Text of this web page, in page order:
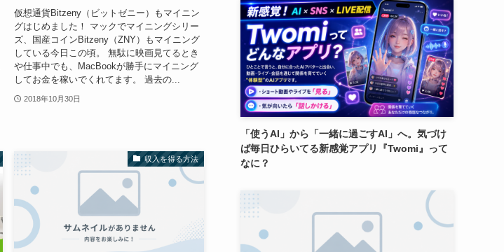
仮想通貨Bitzeny（ビットゼニー）もマイニン
グはじめました！ マックでマイニングシリー
ズ、国産コインBitzeny（ZNY）もマイニング
している今日この頃。 無駄に映画見てるとき
や仕事中でも、MacBookが勝手にマイニング
してお金を稼いでくれてます。 過去の...
2018年10月30日
収入を得る方法
「使うAI」から「一緒に過ごすAI」へ。気づけ
ば毎日ひらいてる新感覚アプリ『Twomi』って
なに？